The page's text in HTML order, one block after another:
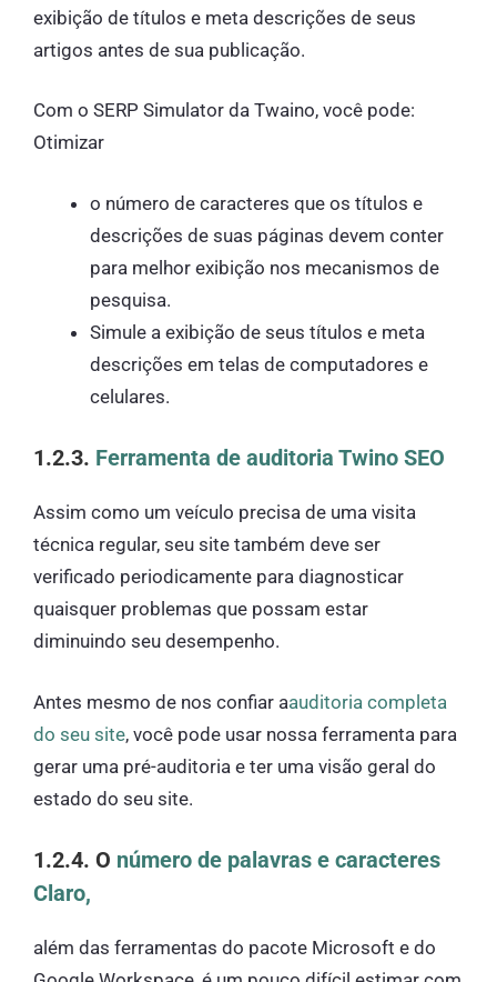
exibição de títulos e meta descrições de seus
artigos antes de sua publicação.
Com o SERP Simulator da Twaino, você pode:
Otimizar
o número de caracteres que os títulos e
descrições de suas páginas devem conter
para melhor exibição nos mecanismos de
pesquisa.
Simule a exibição de seus títulos e meta
descrições em telas de computadores e
celulares.
1.2.3. Ferramenta de auditoria Twino SEO
Assim como um veículo precisa de uma visita
técnica regular, seu site também deve ser
verificado periodicamente para diagnosticar
quaisquer problemas que possam estar
diminuindo seu desempenho.
Antes mesmo de nos confiar aauditoria completa
do seu site, você pode usar nossa ferramenta para
gerar uma pré-auditoria e ter uma visão geral do
estado do seu site.
1.2.4. O número de palavras e caracteres
Claro,
além das ferramentas do pacote Microsoft e do